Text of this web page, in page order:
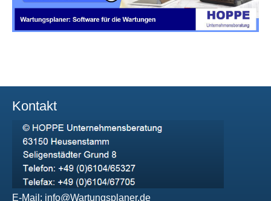
Kontakt
E-Mail: info@Wartungsplaner.de